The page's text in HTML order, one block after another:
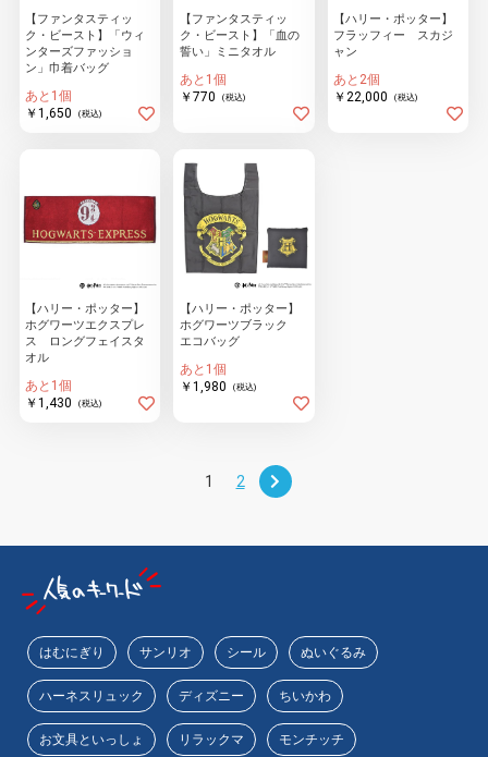
【ファンタスティッ
ク・ビースト】「ウィ
ンターズファッショ
ン」巾着バッグ
あと1個
￥1,650
(税込)
【ファンタスティッ
ク・ビースト】「血の
誓い」ミニタオル
あと1個
￥770
(税込)
【ハリー・ポッター】
フラッフィー スカジ
ャン
あと2個
￥22,000
(税込)
【ハリー・ポッター】
ホグワーツエクスプレ
ス ロングフェイスタ
オル
あと1個
￥1,430
(税込)
【ハリー・ポッター】
ホグワーツブラック
エコバッグ
あと1個
￥1,980
(税込)
1 2
はむにぎり サンリオ シール ぬいぐるみ
ハーネスリュック ディズニー ちいかわ
お文具といっしょ リラックマ モンチッチ